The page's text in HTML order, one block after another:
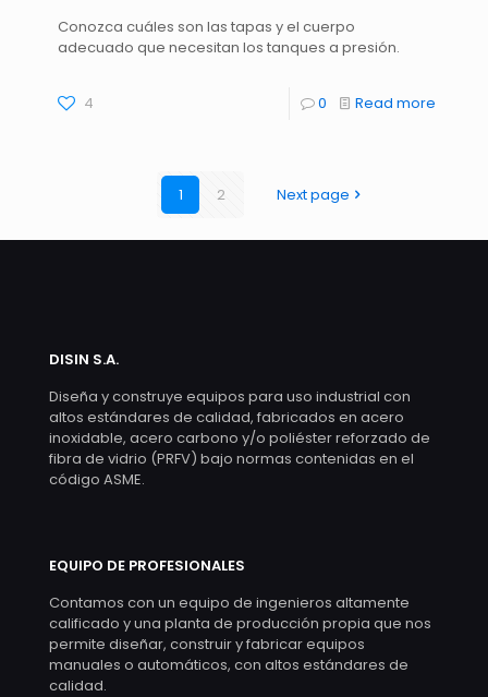
Conozca cuáles son las tapas y el cuerpo
adecuado que necesitan los tanques a presión.
4 0 Read more
1 2 Next page
DISIN S.A.
Diseña y construye equipos para uso industrial con
altos estándares de calidad, fabricados en acero
inoxidable, acero carbono y/o poliéster reforzado de
fibra de vidrio (PRFV) bajo normas contenidas en el
código ASME.
EQUIPO DE PROFESIONALES
Contamos con un equipo de ingenieros altamente
calificado y una planta de producción propia que nos
permite diseñar, construir y fabricar equipos
manuales o automáticos, con altos estándares de
calidad.